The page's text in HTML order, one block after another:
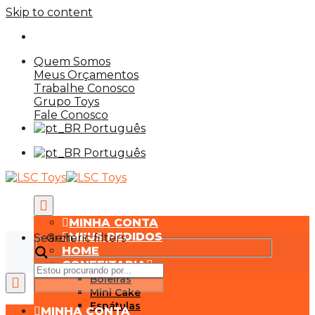
Skip to content
Quem Somos
Meus Orçamentos
Trabalhe Conosco
Grupo Toys
Fale Conosco
Português
Português
MINHA CONTA
MEUS PEDIDOS
HOME
CONFEITARIA
Boleiras
Mini Cake
Espátulas
Search
Generic filters
MINHA CONTA